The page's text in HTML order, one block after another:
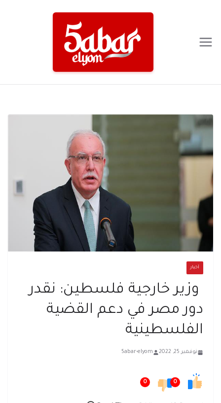
أخبار
وزير خارجية فلسطين: نقدر
دور مصر في دعم القضية
الفلسطينية
نوفمبر 25, 2022 5abar-elyom
0
0